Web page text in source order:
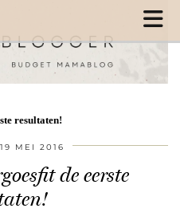
resultaten!
19 MEI 2016
de eerste